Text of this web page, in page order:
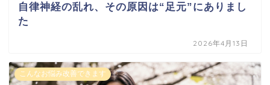
自律神経の乱れ、その原因は“足元”にありまし
た
2026年4月13日
こんなお悩み改善できます